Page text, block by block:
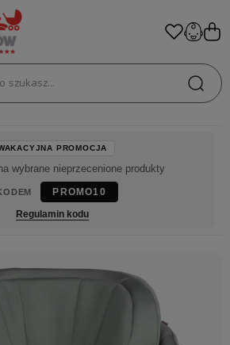
szukasz...
PROMOCJA
wybrane nieprzecenione produkty
PROMO10
Regulamin kodu